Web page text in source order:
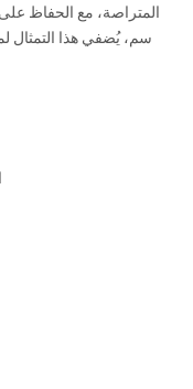
سم، يُضفي هذا التمثال